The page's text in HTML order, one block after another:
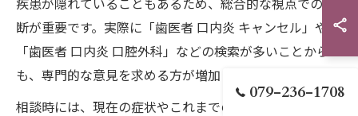
断が重要です。実際に「歯医者 口内炎 キャンセル」や
「歯医者 口内炎 口腔外科」などの検索が多いことから
も、専門的な意見を求める方が増加しています。
相談時には、現在の症状やこれまでの経過、市販薬の使
079-236-1708